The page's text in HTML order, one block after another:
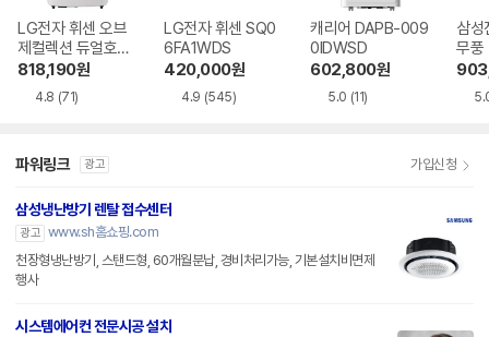
LG전자 휘센 오브
제컬렉션 듀얼호스
PQ08FDWBS
818,190원
4.8 (71)
LG전자 휘센 SQ0
6FA1WDS
420,000원
4.9 (545)
캐리어 DAPB-009
0IDWSD
602,800원
5.0 (11)
삼성
무풍
파워링크 광고 가입신청
삼성냉난방기 렌탈 접수센터
광고 www.sh홈쇼핑.com
천장형냉난방기, 스탠드형, 60개월분납, 경비처리가능, 기본설치비면제
행사
시스템에어컨 전문시공 설치